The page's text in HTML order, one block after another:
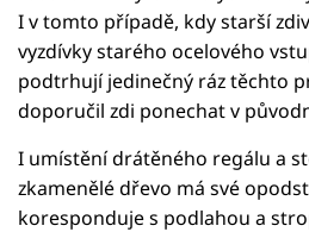
I v tomto případě, kdy starší
vyzdívky starého ocelového
podtrhují jedinečný ráz těchto
doporučil zdi ponechat v
I umístění drátěného regálu a
zkamenělé dřevo má své
koresponduje s podlahou a